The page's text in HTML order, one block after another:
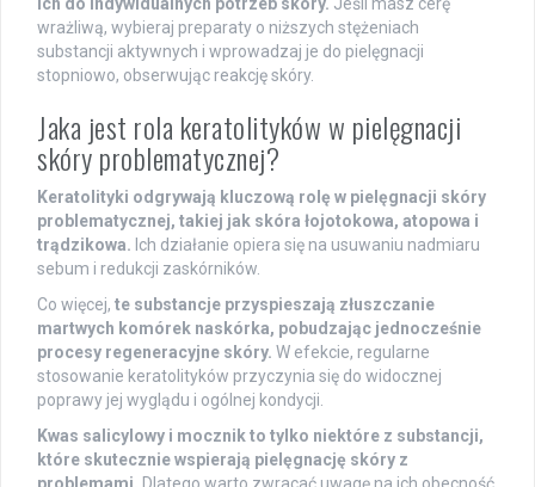
ich do indywidualnych potrzeb skóry. Jeśli masz cerę
wrażliwą, wybieraj preparaty o niższych stężeniach
substancji aktywnych i wprowadzaj je do pielęgnacji
stopniowo, obserwując reakcję skóry.
Jaka jest rola keratolityków w pielęgnacji
skóry problematycznej?
Keratolityki odgrywają kluczową rolę w pielęgnacji skóry
problematycznej, takiej jak skóra łojotokowa, atopowa i
trądzikowa. Ich działanie opiera się na usuwaniu nadmiaru
sebum i redukcji zaskórników.
Co więcej, te substancje przyspieszają złuszczanie
martwych komórek naskórka, pobudzając jednocześnie
procesy regeneracyjne skóry. W efekcie, regularne
stosowanie keratolityków przyczynia się do widocznej
poprawy jej wyglądu i ogólnej kondycji.
Kwas salicylowy i mocznik to tylko niektóre z substancji,
które skutecznie wspierają pielęgnację skóry z